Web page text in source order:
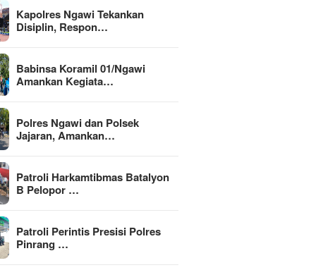
Kapolres Ngawi Tekankan
Disiplin, Respon…
Babinsa Koramil 01/Ngawi
Amankan Kegiata…
Polres Ngawi dan Polsek
Jajaran, Amankan…
Patroli Harkamtibmas Batalyon
B Pelopor …
Patroli Perintis Presisi Polres
Pinrang …